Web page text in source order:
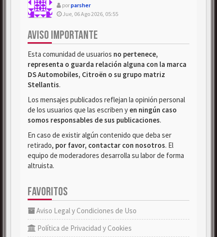
porparsher
Jue, 06 Ago 2026, 05:55
AVISO IMPORTANTE
Esta comunidad de usuarios no pertenece,
representa o guarda relación alguna con la marca
DS Automobiles, Citroën o su grupo matriz
Stellantis.
Los mensajes publicados reflejan la opinión personal
de los usuarios que las escriben y en ningún caso
somos responsables de sus publicaciones.
En caso de existir algún contenido que deba ser
retirado, por favor, contactar con nosotros. El
equipo de moderadores desarrolla su labor de forma
altruista.
FAVORITOS
Aviso Legal y Condiciones de Uso
Política de Privacidad y Cookies